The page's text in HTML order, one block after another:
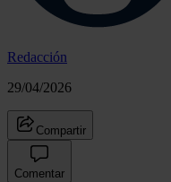
Redacción
29/04/2026
Compartir
Comentar